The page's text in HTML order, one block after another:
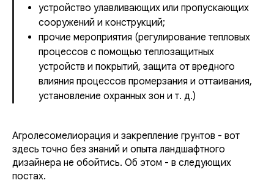
устройство улавливающих или пропускающих
сооружений и конструкций;
прочие мероприятия (регулирование тепловых
процессов с помощью теплозащитных
устройств и покрытий, защита от вредного
влияния процессов промерзания и оттаивания,
установление охранных зон и т. д.)
Агролесомелиорация и закрепление грунтов - вот
здесь точно без знаний и опыта ландшафтного
дизайнера не обойтись. Об этом - в следующих
постах.